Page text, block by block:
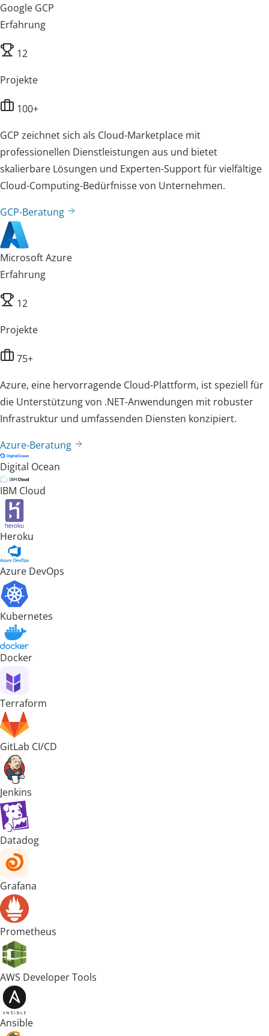
Google GCP
Erfahrung
12
Projekte
100+
GCP zeichnet sich als Cloud-Marketplace mit
professionellen Dienstleistungen aus und bietet
skalierbare Lösungen und Experten-Support für vielfältige
Cloud-Computing-Bedürfnisse von Unternehmen.
GCP-Beratung
Microsoft Azure
Erfahrung
12
Projekte
75+
Azure, eine hervorragende Cloud-Plattform, ist speziell für
die Unterstützung von .NET-Anwendungen mit robuster
Infrastruktur und umfassenden Diensten konzipiert.
Azure-Beratung
Digital Ocean
IBM Cloud
Heroku
Azure DevOps
Kubernetes
Docker
Terraform
GitLab CI/CD
Jenkins
Datadog
Grafana
Prometheus
AWS Developer Tools
Ansible